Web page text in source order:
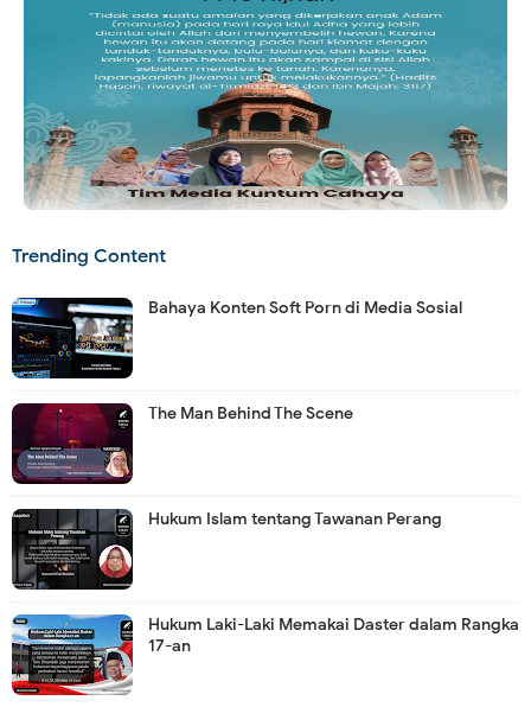
Trending Content
Bahaya Konten Soft Porn di Media Sosial
The Man Behind The Scene
Hukum Islam tentang Tawanan Perang
Hukum Laki-Laki Memakai Daster dalam Rangka
17-an